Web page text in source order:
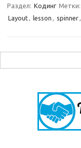
Раздел: Кодинг Метки:
Layout, lesson , spinner,